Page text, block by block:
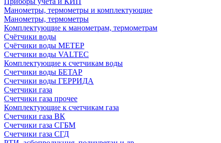
Манометры, термометры и комплектующие
Манометры, термометры
Комплектующие к манометрам, термометрам
Счётчики воды
Счётчики воды МЕТЕР
Счетчики воды VALTEC
Комплектующие к счетчикам воды
Счетчики воды БЕТАР
Счетчики воды ГЕРРИДА
Счетчики газа
Счетчики газа прочее
Комплектующие к счетчикам газа
Счетчики газа ВК
Счетчики газа СГБМ
Счетчики газа СГД